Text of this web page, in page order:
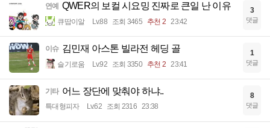
연예 QWER의 보컬 시요밍 진짜로 큰일 난 이유
큐땁이알 Lv.88 조회 3465 추천 2 23:42
3
댓글
이슈 김민재 아스톤 빌라전 헤딩 골
슬기로움 Lv.92 조회 3350 추천 2 23:41
1
댓글
기타 어느 장단에 맞춰야 하냐..
특대형피자 Lv.62 조회 2316 23:38
8
댓글